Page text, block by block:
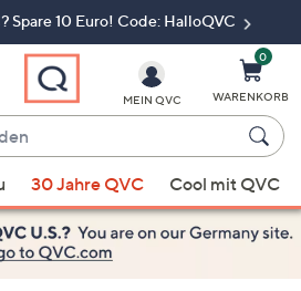
Spare 10 Euro! Code: HalloQVC
MEIN QVC
0
WARENKORB
30 Jahre QVC Cool mit QVC